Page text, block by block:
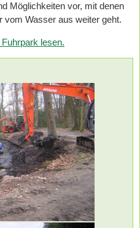
Möglichkeiten vor, mit denen
vom Wasser aus weiter geht.
lesen.